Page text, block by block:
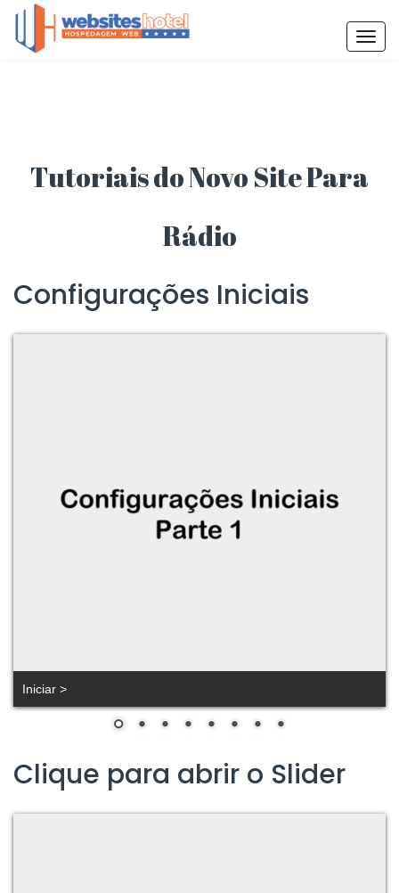
T
a
o
Tutoriais do Novo Site Para
Rádio
Configurações Iniciais
Iniciar >
Clique para abrir o Slider